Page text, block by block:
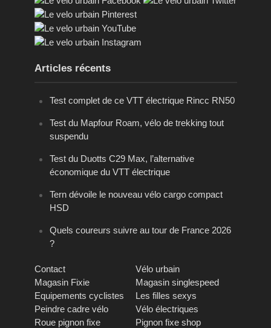
Articles récents
Test complet de ce VTT électrique Rincc RN50
Test du Mapfour Roam, vélo de trekking tout
suspendu
Test du Duotts C29 Max, l’alternative
économique du VTT électrique
Tern dévoile le nouveau vélo cargo compact
HSD
Quels coureurs suivre au tour de France 2026
?
Contact
Vélo urbain
Magasin Fixie
Magasin singlespeed
Equipements cyclistes
Les filles sexys
Peindre cadre vélo
Vélo électriques
Roue pignon fixe
Pignon fixe shop